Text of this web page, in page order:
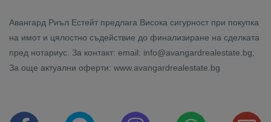
Авангард Риъл Естейт предлага Висока сигурност при покупка
на имот и цялостно съдействие до финализиране на сделката
пред нотариус. За контакт: email: info@avangardrealestate.bg;
За още актуални оферти: www.avangardrealestate.bg